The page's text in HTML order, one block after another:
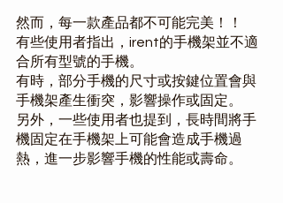
然而，每一款產品都不可能完美！！
有些使用者指出，irent的手機架並不適
合所有型號的手機。
有時，部分手機的尺寸或按鍵位置會與
手機架產生衝突，影響操作或固定。
另外，一些使用者也提到，長時間將手
機固定在手機架上可能會造成手機過
熱，進一步影響手機的性能或壽命。